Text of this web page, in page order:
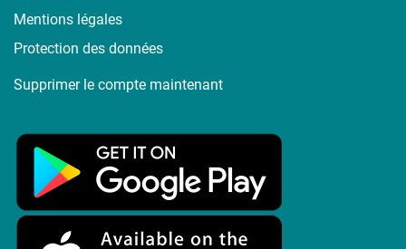
Mentions légales
Protection des données
Supprimer le compte maintenant